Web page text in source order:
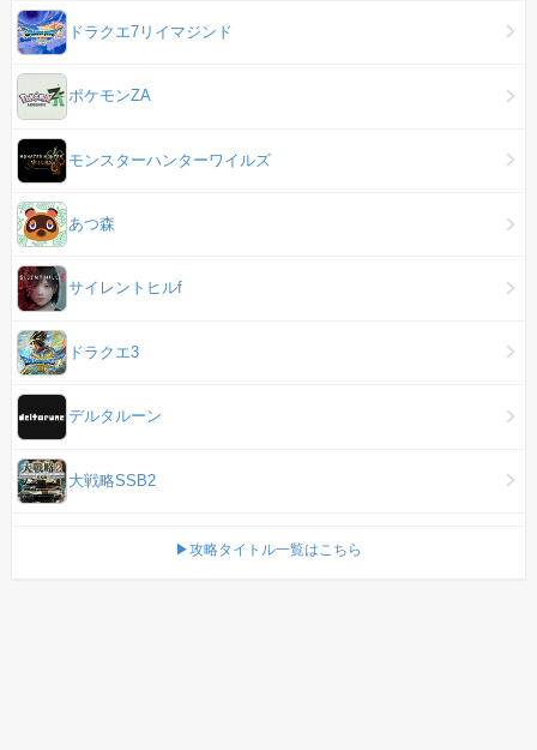
ドラクエ7リイマジンド
ポケモンZA
モンスターハンターワイルズ
あつ森
サイレントヒルf
ドラクエ3
デルタルーン
大戦略SSB2
▶攻略タイトル一覧はこちら